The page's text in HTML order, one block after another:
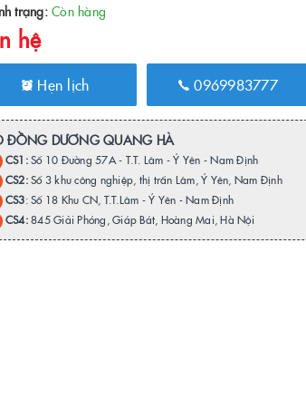
trạng: Còn hàng
hệ
Hẹn lịch 0969983777
ĐỒNG DƯƠNG QUANG HÀ
CS1:Số 10 Đường 57A - T.T. Lâm - Ý Yên - Nam Định
CS2:Số 3 khu công nghiệp, thị trấn Lâm, Ý Yên, Nam Định
CS3: Số 18 Khu CN, T.T.Lâm - Ý Yên - Nam Định
CS4:845 Giải Phóng, Giáp Bát, Hoàng Mai, Hà Nội